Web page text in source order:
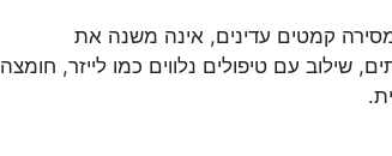
קמטים עדינים, אינה משנה את
שילוב עם טיפולים נלווים כמו לייזר, חומצה